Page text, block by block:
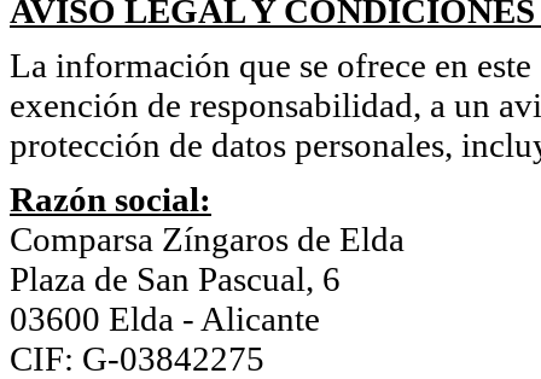
AVISO LEGAL Y CONDICIONES
La información que se ofrece en
exención de responsabilidad, a un
protección de datos personales,
Razón social:
Comparsa Zíngaros de Elda
Plaza de San Pascual, 6
03600 Elda - Alicante
CIF: G-03842275